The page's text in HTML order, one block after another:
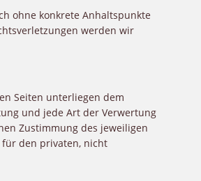
ohne konkrete Anhaltspunkte
werden wir
Seiten unterliegen dem
und jede Art der Verwertung
Zustimmung des jeweiligen
für den privaten, nicht